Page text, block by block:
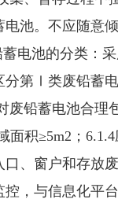
电池。不应随意
电池的分类：
分第Ⅰ类废铅蓄
废铅蓄电池合理
面积≥5m2；
口、窗户和存放
控，与信息化平